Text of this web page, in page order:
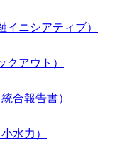
ニシアティブ）
アウト）
合報告書）
水力）